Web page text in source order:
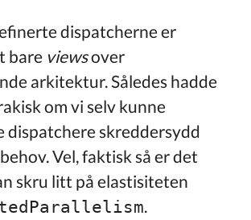
dispatcherne er
bare viewsover
arkitektur. Således hadde
om vi selv kunne
dispatchere skreddersydd
Vel, faktisk så er det
skru litt på elastisiteten
.